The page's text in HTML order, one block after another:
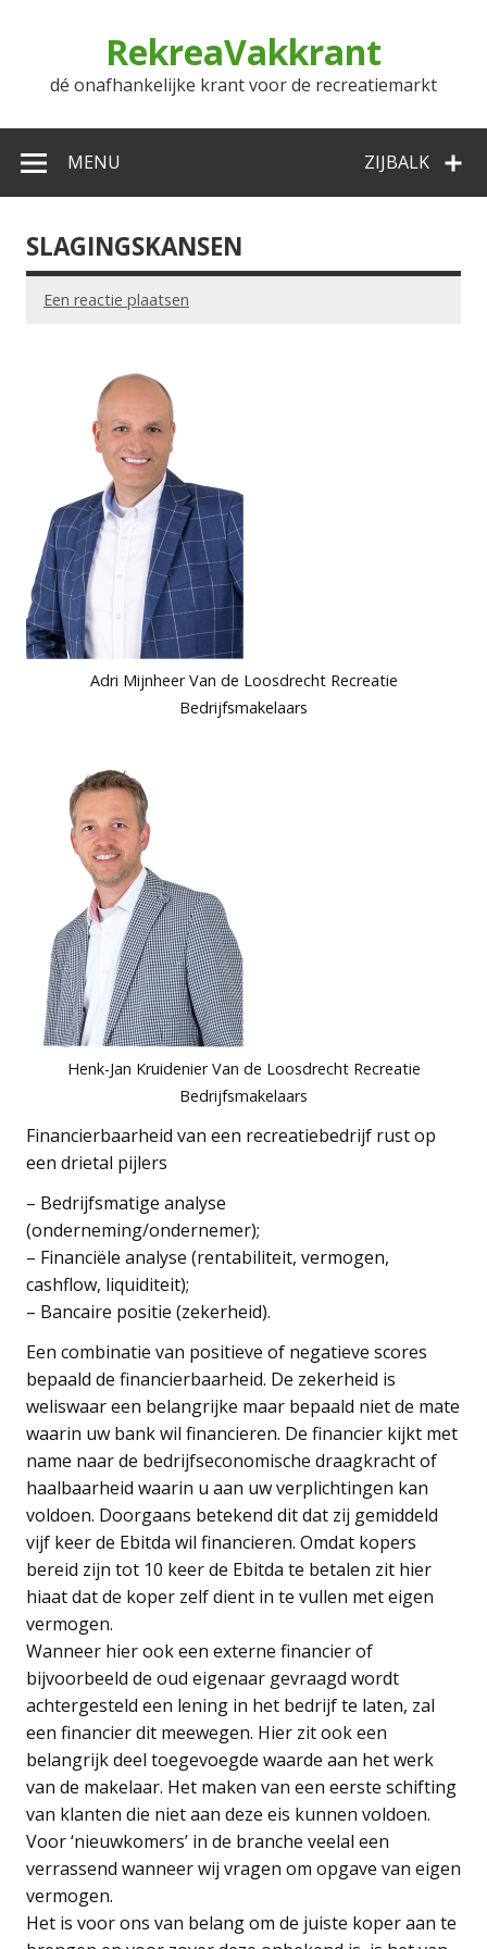
RekreaVakkrant
dé onafhankelijke krant voor de recreatiemarkt
ZIJBALK
MENU
SLAGINGSKANSEN
Een reactie plaatsen
Adri Mijnheer Van de Loosdrecht Recreatie
Bedrijfsmakelaars
Henk-Jan Kruidenier Van de Loosdrecht Recreatie
Bedrijfsmakelaars
Financierbaarheid van een recreatiebedrijf rust op
een drietal pijlers
– Bedrijfsmatige analyse
(onderneming/ondernemer);
– Financiële analyse (rentabiliteit, vermogen,
cashflow, liquiditeit);
– Bancaire positie (zekerheid).
Een combinatie van positieve of negatieve scores
bepaald de financierbaarheid. De zekerheid is
weliswaar een belangrijke maar bepaald niet de mate
waarin uw bank wil financieren. De financier kijkt met
name naar de bedrijfseconomische draagkracht of
haalbaarheid waarin u aan uw verplichtingen kan
voldoen. Doorgaans betekend dit dat zij gemiddeld
vijf keer de Ebitda wil financieren. Omdat kopers
bereid zijn tot 10 keer de Ebitda te betalen zit hier
hiaat dat de koper zelf dient in te vullen met eigen
vermogen.
Wanneer hier ook een externe financier of
bijvoorbeeld de oud eigenaar gevraagd wordt
achtergesteld een lening in het bedrijf te laten, zal
een financier dit meewegen. Hier zit ook een
belangrijk deel toegevoegde waarde aan het werk
van de makelaar. Het maken van een eerste schifting
van klanten die niet aan deze eis kunnen voldoen.
Voor ‘nieuwkomers’ in de branche veelal een
verrassend wanneer wij vragen om opgave van eigen
vermogen.
Het is voor ons van belang om de juiste koper aan te